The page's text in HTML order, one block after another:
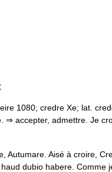
1080; credre Xe; lat.
⇒ accepter, admettre. Je
Autumare. Aisé à croire,
dubio habere. Comme